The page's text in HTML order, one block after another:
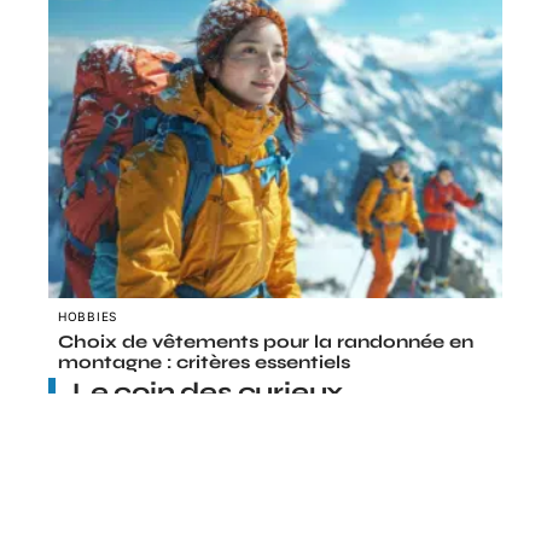
HOBBIES
Choix de vêtements pour la randonnée en
montagne : critères essentiels
Le coin des curieux